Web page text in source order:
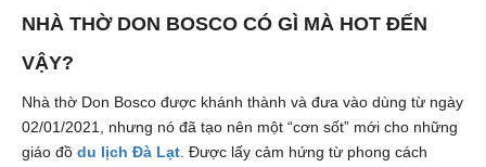
NHÀ THỜ DON BOSCO CÓ GÌ MÀ HOT ĐẾN
VẬY?
Nhà thờ Don Bosco được khánh thành và đưa vào dùng từ ngày
02/01/2021, nhưng nó đã tạo nên một “cơn sốt” mới cho những
giáo đồ du lịch Đà Lạt. Được lấy cảm hứng từ phong cách